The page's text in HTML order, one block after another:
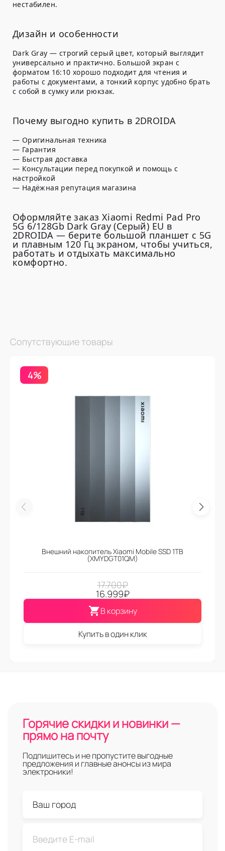
нестабилен.
Дизайн и особенности
Dark Gray — строгий серый цвет, который выглядит
универсально и практично. Большой экран с
форматом 16:10 хорошо подходит для чтения и
работы с документами, а тонкий корпус удобно брать
с собой в сумку или рюкзак.
Почему выгодно купить в 2DROIDA
— Оригинальная техника
— Гарантия
— Быстрая доставка
— Консультации перед покупкой и помощь с
настройкой
— Надёжная репутация магазина
Оформляйте заказ Xiaomi Redmi Pad Pro
5G 6/128Gb Dark Gray (Серый) EU в
2DROIDA — берите большой планшет с 5G
и плавным 120 Гц экраном, чтобы учиться,
работать и отдыхать максимально
комфортно.
Сопутствующие товары
4%
Внешний накопитель Xiaomi Mobile SSD 1TB
(XMYDGT01QM)
17.700₽
16.999₽
В корзину
Купить в один клик
Горячие скидки и новинки —
прямо на почту
Подпишитесь и не пропустите выгодные
предложения и главные анонсы из мира
электроники!